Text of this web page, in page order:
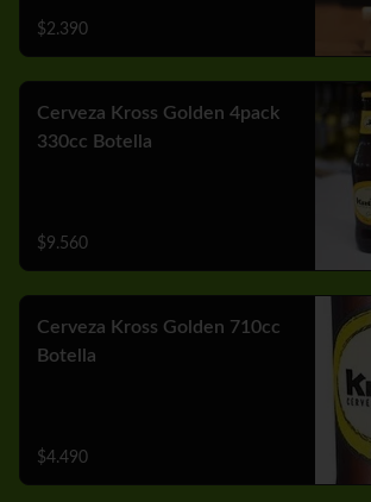
$2.390
Cerveza Kross Golden 4pack
330cc Botella
$9.560
Cerveza Kross Golden 710cc
Botella
$4.490